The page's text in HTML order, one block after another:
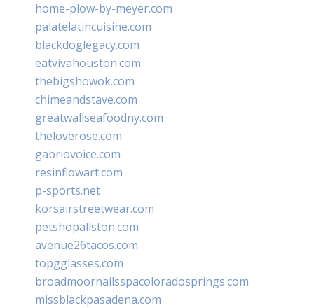
home-plow-by-meyer.com
palatelatincuisine.com
blackdoglegacy.com
eatvivahouston.com
thebigshowok.com
chimeandstave.com
greatwallseafoodny.com
theloverose.com
gabriovoice.com
resinflowart.com
p-sports.net
korsairstreetwear.com
petshopallston.com
avenue26tacos.com
topgglasses.com
broadmoornailsspacoloradosprings.com
missblackpasadena.com